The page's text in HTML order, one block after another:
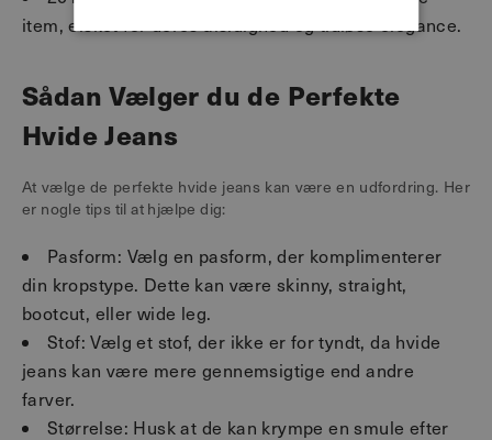
item, elsket for deres alsidighed og tidløse elegance.
Sådan Vælger du de Perfekte
Hvide Jeans
At vælge de perfekte hvide jeans kan være en udfordring. Her
er nogle tips til at hjælpe dig:
Pasform: Vælg en pasform, der komplimenterer
din kropstype. Dette kan være skinny, straight,
bootcut, eller wide leg.
Stof: Vælg et stof, der ikke er for tyndt, da hvide
jeans kan være mere gennemsigtige end andre
farver.
Størrelse: Husk at de kan krympe en smule efter